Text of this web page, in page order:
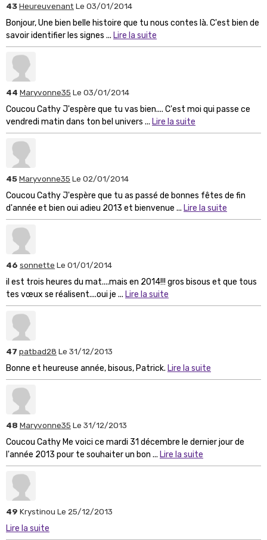
43Heureuvenant Le 03/01/2014
Bonjour, Une bien belle histoire que tu nous contes là. C'est bien de
savoir identifier les signes ... Lire la suite
44 Maryvonne35 Le 03/01/2014
Coucou Cathy J'espère que tu vas bien.... C'est moi qui passe ce
vendredi matin dans ton bel univers ... Lire la suite
45Maryvonne35 Le 02/01/2014
Coucou Cathy J'espère que tu as passé de bonnes fêtes de fin
d'année et bien oui adieu 2013 et bienvenue ... Lire la suite
46 sonnette Le 01/01/2014
il est trois heures du mat....mais en 2014!!! gros bisous et que tous
tes vœux se réalisent....oui je ... Lire la suite
47 patbad28 Le 31/12/2013
Bonne et heureuse année, bisous, Patrick. Lire la suite
48 Maryvonne35 Le 31/12/2013
Coucou Cathy Me voici ce mardi 31 décembre le dernier jour de
l'année 2013 pour te souhaiter un bon ... Lire la suite
49 Krystinou Le 25/12/2013
Lire la suite